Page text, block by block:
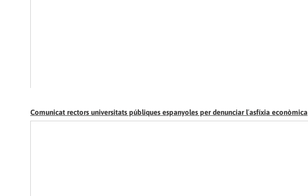
Comunicat rectors universitats públiques espanyoles per denunciar l´asfíxia econòmica